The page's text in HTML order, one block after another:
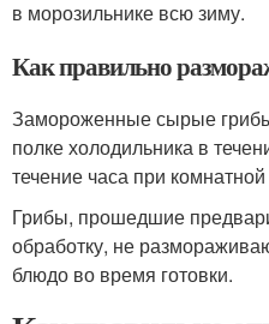
в морозильнике всю зиму.
Как правильно
Замороженные сырые
полке холодильника в
течение часа при
Грибы, прошедшие
обработку, не
блюдо во время готовки.